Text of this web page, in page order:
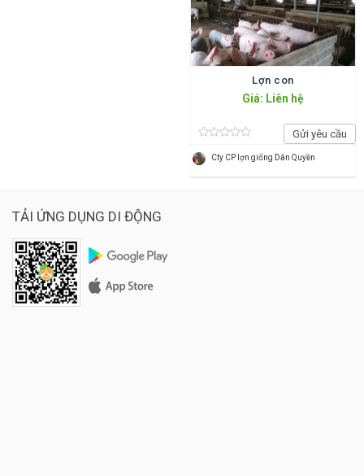
Lợn con
Giá: Liên hệ
Gửi yêu cầu
Cty CP lợn giống Dân Quyền
TẢI ỨNG DỤNG DI ĐỘNG